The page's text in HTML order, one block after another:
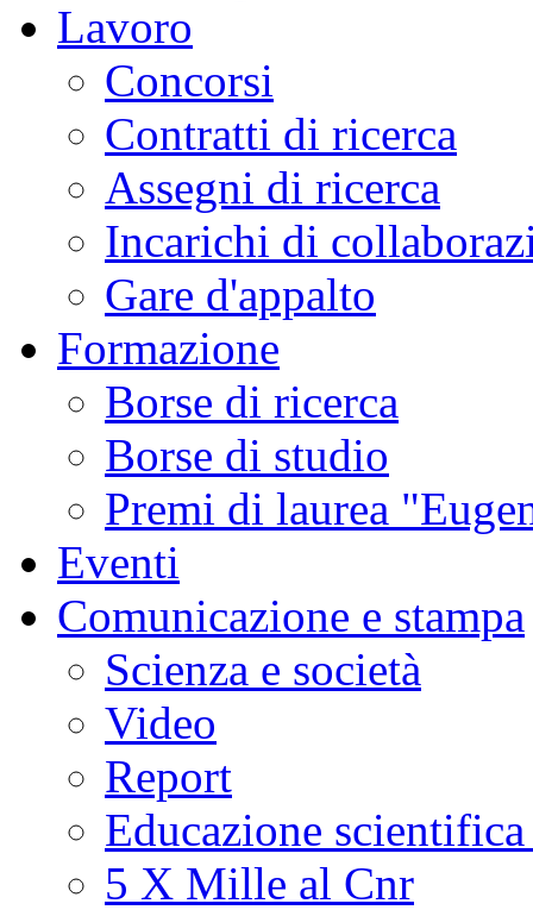
Lavoro
Concorsi
Contratti di ricerca
Assegni di ricerca
Incarichi di
Gare d'appalto
Formazione
Borse di ricerca
Borse di studio
Premi di laurea
Eventi
Comunicazione e stampa
Scienza e società
Video
Report
Educazione
5 X Mille al Cnr